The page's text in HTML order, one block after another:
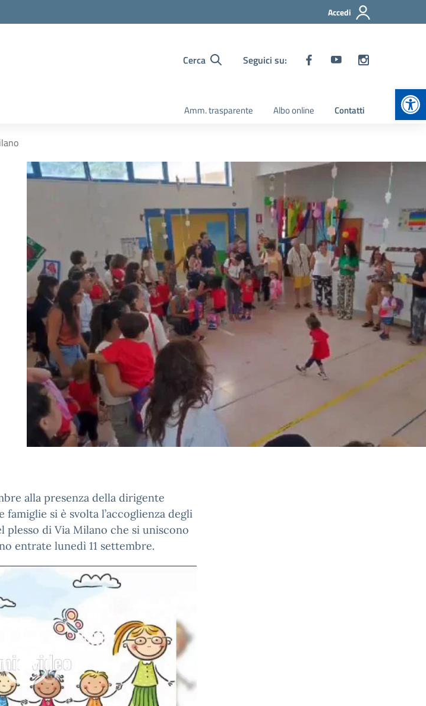
Accedi
Cerca Seguici su:
Amm. trasparente Albo online Contatti
alla presenza della dirigente
si è svolta l’accoglienza degli
plesso di Via Milano che si uniscono
entrate lunedì 11 settembre.